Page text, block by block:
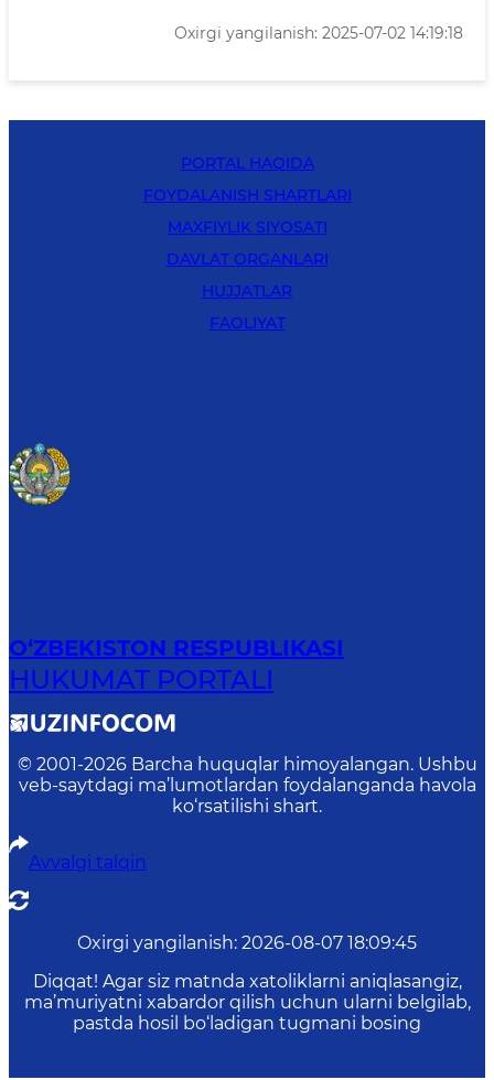
Oxirgi yangilanish: 2025-07-02 14:19:18
PORTAL HAQIDA
FOYDALANISH SHARTLARI
MAXFIYLIK SIYOSATI
DAVLAT ORGANLARI
HUJJATLAR
FAOLIYAT
O‘ZBEKISTON RESPUBLIKASI
HUKUMAT PORTALI
© 2001-2026 Barcha huquqlar himoyalangan. Ushbu
veb-saytdagi ma’lumotlardan foydalanganda havola
ko‘rsatilishi shart.
Avvalgi talqin
Oxirgi yangilanish: 2026-08-07 18:09:45
Diqqat! Agar siz matnda xatoliklarni aniqlasangiz,
ma’muriyatni xabardor qilish uchun ularni belgilab,
pastda hosil bo‘ladigan tugmani bosing